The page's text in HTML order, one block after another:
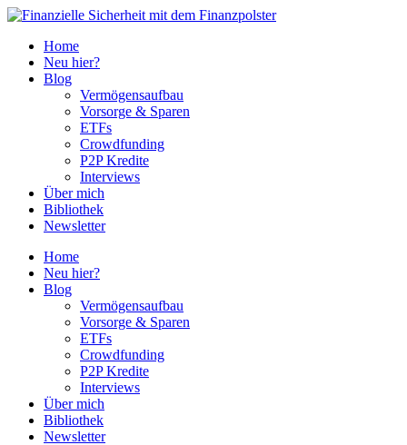
Home
Neu hier?
Blog
Vermögensaufbau
Vorsorge & Sparen
ETFs
Crowdfunding
P2P Kredite
Interviews
Über mich
Bibliothek
Newsletter
Home
Neu hier?
Blog
Vermögensaufbau
Vorsorge & Sparen
ETFs
Crowdfunding
P2P Kredite
Interviews
Über mich
Bibliothek
Newsletter